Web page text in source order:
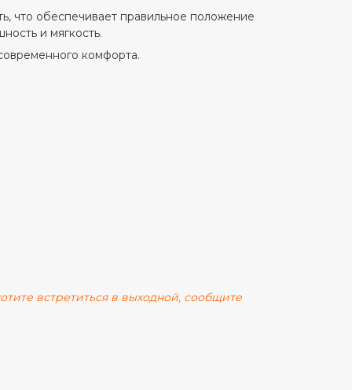
что обеспечивает правильное положение
и мягкость.
комфорта.
встретиться в выходной, сообщите